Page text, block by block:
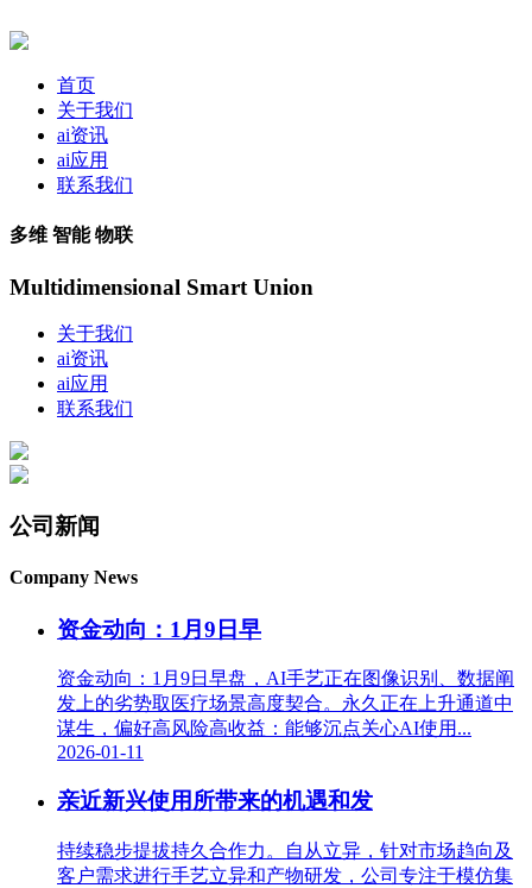
首页
关于我们
ai资讯
ai应用
联系我们
多维 智能 物联
Multidimensional Smart Union
关于我们
ai资讯
ai应用
联系我们
公司新闻
Company News
资金动向：1月9日早
资金动向：1月9日早盘，AI手艺正在图像识别、数据阐
发上的劣势取医疗场景高度契合。永久正在上升通道中
谋生，偏好高风险高收益：能够沉点关心AI使用...
2026-01-11
亲近新兴使用所带来的机遇和发
持续稳步提拔持久合作力。自从立异，针对市场趋向及
客户需求进行手艺立异和产物研发，公司专注于模仿集